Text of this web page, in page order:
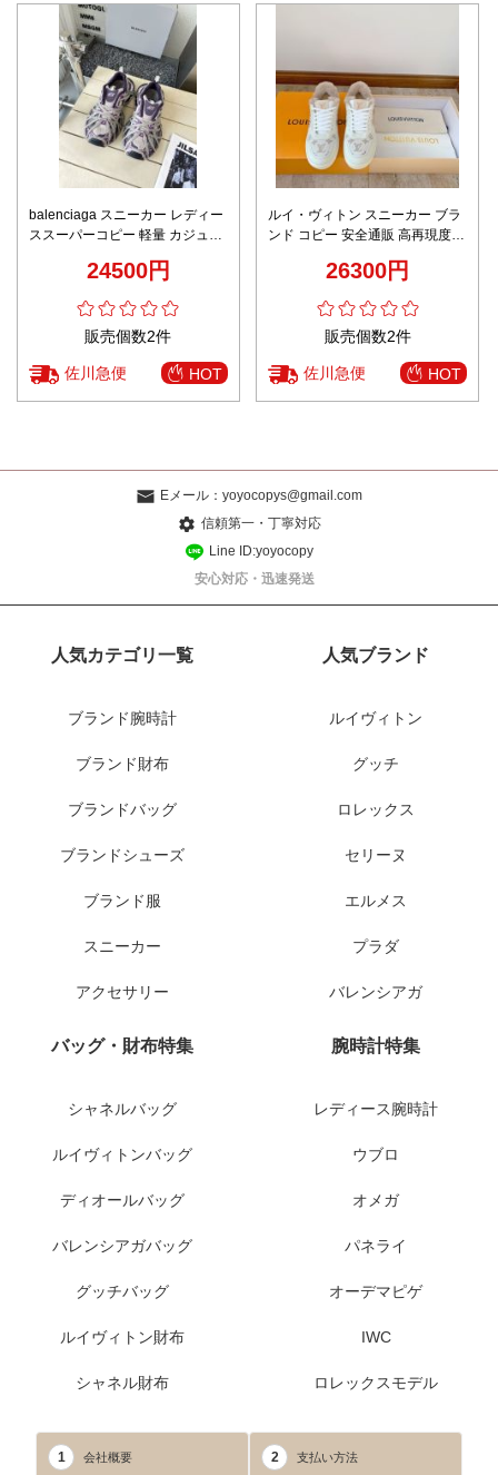
balenciaga スニーカー レディー
ススーパーコピー 軽量 カジュア
24500円
販売個数2件
佐川急便 HOT
ルイ・ヴィトン スニーカー ブラ
ンド コピー 安全通販 高再現度
ー使用 冬季限定モデル
26300円
販売個数2件
佐川急便 HOT
Eメール： yoyocopys@gmail.com
信頼第一・丁寧対応
Line ID:yoyocopy
安心対応・迅速発送
人気カテゴリ一覧
ブランド腕時計
ブランド財布
ブランドバッグ
ブランドシューズ
ブランド服
スニーカー
アクセサリー
人気ブランド
ルイヴィトン
グッチ
ロレックス
セリーヌ
エルメス
プラダ
バレンシアガ
バッグ・財布特集
シャネルバッグ
ルイヴィトンバッグ
ディオールバッグ
バレンシアガバッグ
グッチバッグ
ルイヴィトン財布
シャネル財布
腕時計特集
レディース腕時計
ウブロ
オメガ
パネライ
オーデマピゲ
IWC
ロレックスモデル
1 会社概要 2 支払い方法